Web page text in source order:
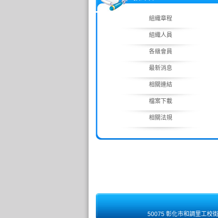
組織章程
組織人員
各級會員
最新消息
相關連結
檔案下載
相關法規
50075 彰化市和調里工校